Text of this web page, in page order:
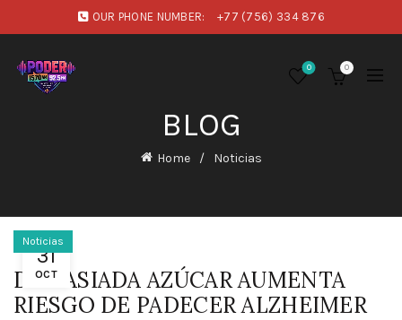
OUR PHONE NUMBER: +77 (756) 334 876
0 0
BLOG
Home Noticias
31
OCT
Noticias
DEMASIADA AZÚCAR AUMENTA
RIESGO DE PADECER ALZHEIMER